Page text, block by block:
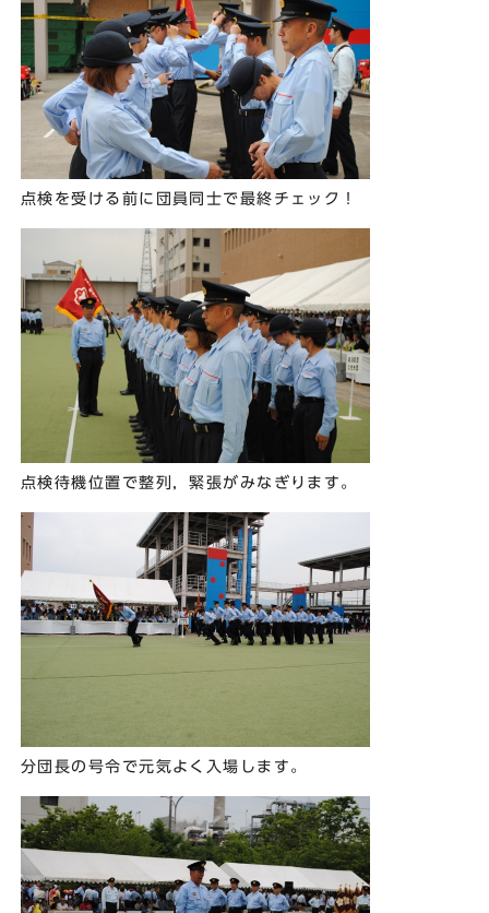
点検を受ける前に団員同士で最終チェック！
点検待機位置で整列，緊張がみなぎります。
分団長の号令で元気よく入場します。